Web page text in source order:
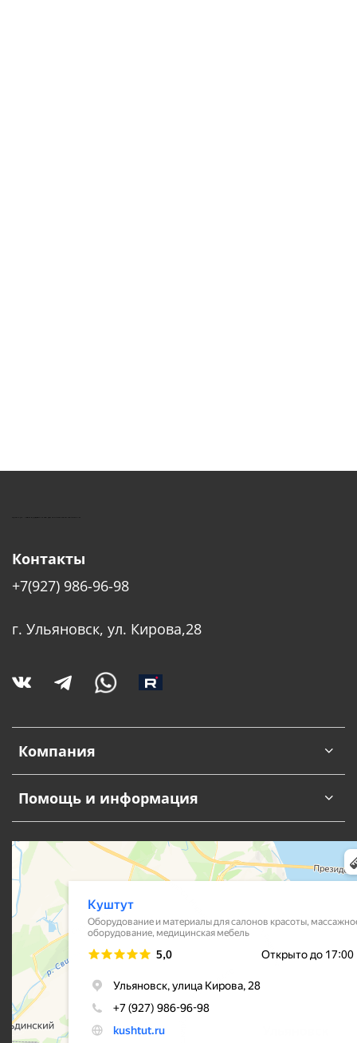
КУШТУТ - ОБОРУДОВАНИЕ ДЛЯ САЛОНОВ КРАСОТЫ
Компания
Помощь и информация
Контакты
+7(927) 986-96-98
г. Ульяновск, ул. Кирова,28